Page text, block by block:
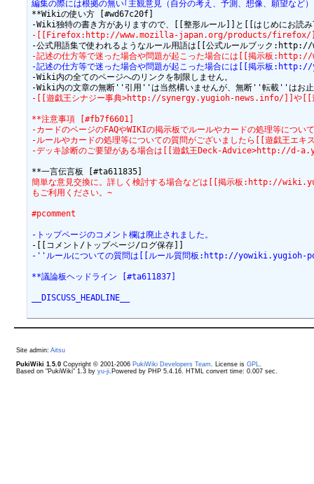
編集の際には根拠の無い｢主観意見（自分の考え、予測、想像、願望など
**Wikiの使い方 [#wd67c20f]
-[[Firefox:http://www.mozilla-japan.org/products/firefox/]]を
-記述の仕方等で迷った場合や問題が起こった場合には[[掲示板
-記述の仕方等で迷った場合や問題が起こった場合には[[掲示板
-Wiki内の全てのページへのリンクを制限しません。
-[[遊戯王シナジー事典>http://synergy.yugioh-news.info/]]や[[
**注意事項 [#fb7f6601]
-カードのページのFAQやWIKIの掲示板でルールやカードの処理等につい
-ルールやカードの処理等についての質問がございましたら[[遊戯
-デッキ診断のご要望がある場合は[[遊戯王Deck-Advice>http://d-
簡単な意見交換に。詳しく検討する場合などは[[掲示板:http://
もご利用ください。~
#pcomment
-トップページのコメント欄は廃止されました。
-''ルールについての質問は[[ルール質問板:http://
**議論板ヘッドライン [#ta611837]
__DISCUSS_HEADLINE__
Site admin: Aitsu
PukiWiki 1.5.0Copyright © 2001-2006 PukiWiki Developers Team. License is GPL.
Based on "PukiWiki" 1.3 by yu-ji.Powered by PHP 5.4.16. HTML convert time: 0.007 sec.